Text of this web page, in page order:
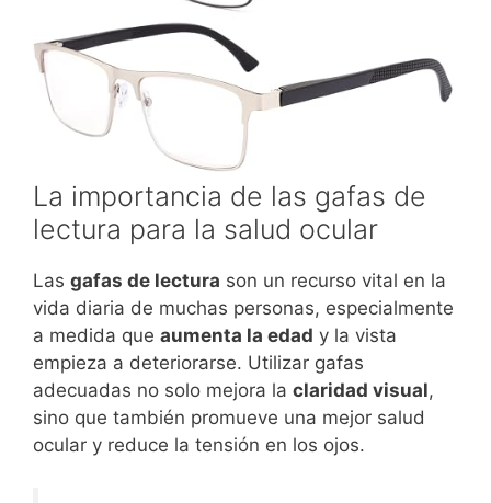
La importancia de las gafas de
lectura para la salud ocular
Las gafas de lectura son un recurso vital en la
vida diaria de muchas personas, especialmente
a medida que aumenta la edad y la vista
empieza a deteriorarse. Utilizar gafas
adecuadas no solo mejora la claridad visual,
sino que también promueve una mejor salud
ocular y reduce la tensión en los ojos.